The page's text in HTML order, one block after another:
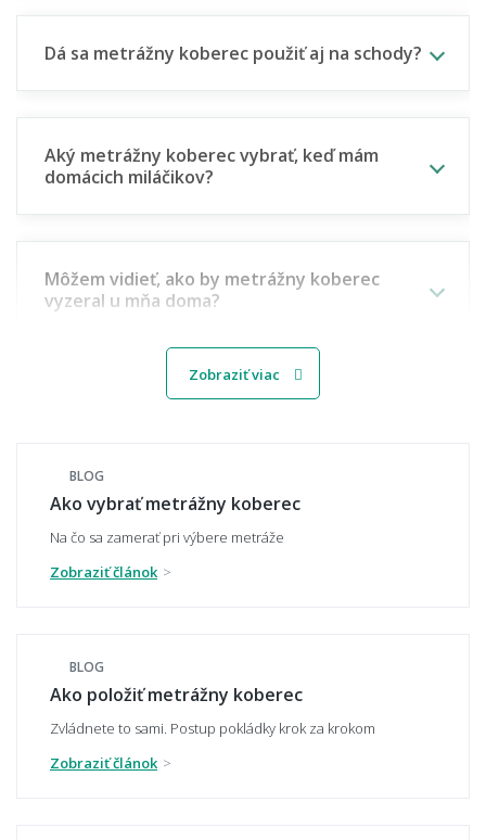
Dá sa metrážny koberec použiť aj na schody?
Aký metrážny koberec vybrať, keď mám
domácich miláčikov?
Môžem vidieť, ako by metrážny koberec
vyzeral u mňa doma?
Viete mi miestnosť namodelovať aj do iného
🧵 Materiál a kvalita
Aký materiál metrážneho koberca vybrať -
Čo znamená záťažová trieda u metrážneho
koberca?
Zobraziť viac
BLOG
Ako vybrať metrážny koberec
Na čo sa zamerať pri výbere metráže
Zobraziť článok
BLOG
Ako položiť metrážny koberec
Zvládnete to sami. Postup pokládky krok za krokom
Zobraziť článok